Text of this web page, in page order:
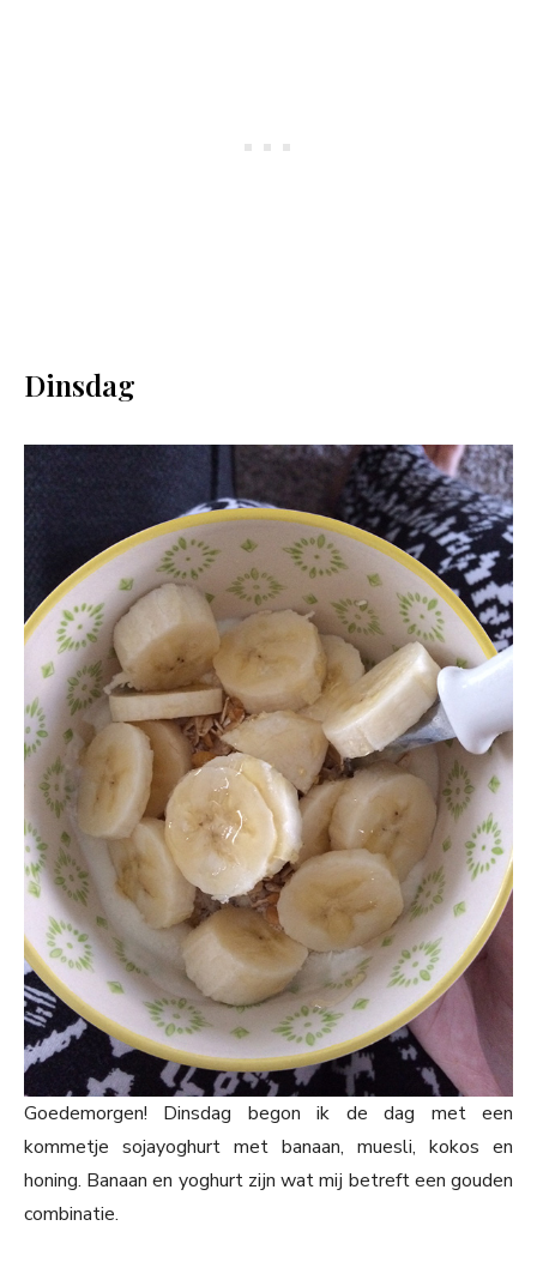
Dinsdag
Goedemorgen! Dinsdag begon ik de dag met een
kommetje sojayoghurt met banaan, muesli, kokos en
honing. Banaan en yoghurt zijn wat mij betreft een gouden
combinatie.